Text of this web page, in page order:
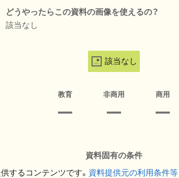
どうやったらこの資料の画像を使えるの？
該当なし
該当なし
教育 非商用 商用
資料固有の条件
するコンテンツです。 資料提供元の利用条件等